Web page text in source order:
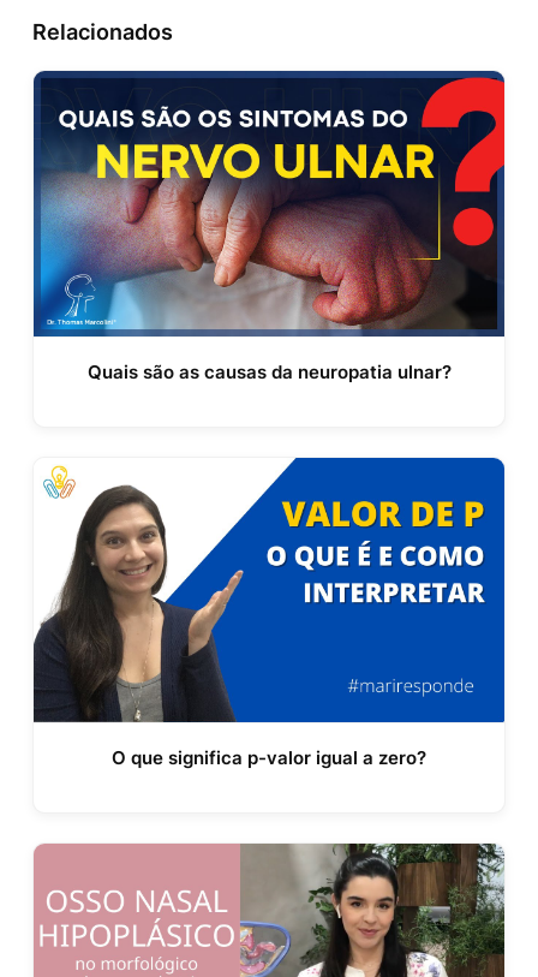
Relacionados
Quais são as causas da neuropatia ulnar?
O que significa p-valor igual a zero?